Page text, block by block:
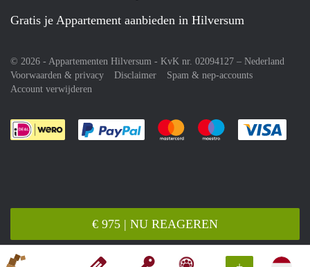
€ 975 | NU REAGEREN
Gratis je Appartement aanbieden in Hilversum
© 2026 - Appartementen Hilversum - KvK nr. 02094127 – Nederland
Voorwaarden & privacy
Disclaimer
Spam & nep-accounts
Account verwijderen
Je rekent gemakkelijk af met Paypal
Je rekent gemakkelijk af met
Je rekent